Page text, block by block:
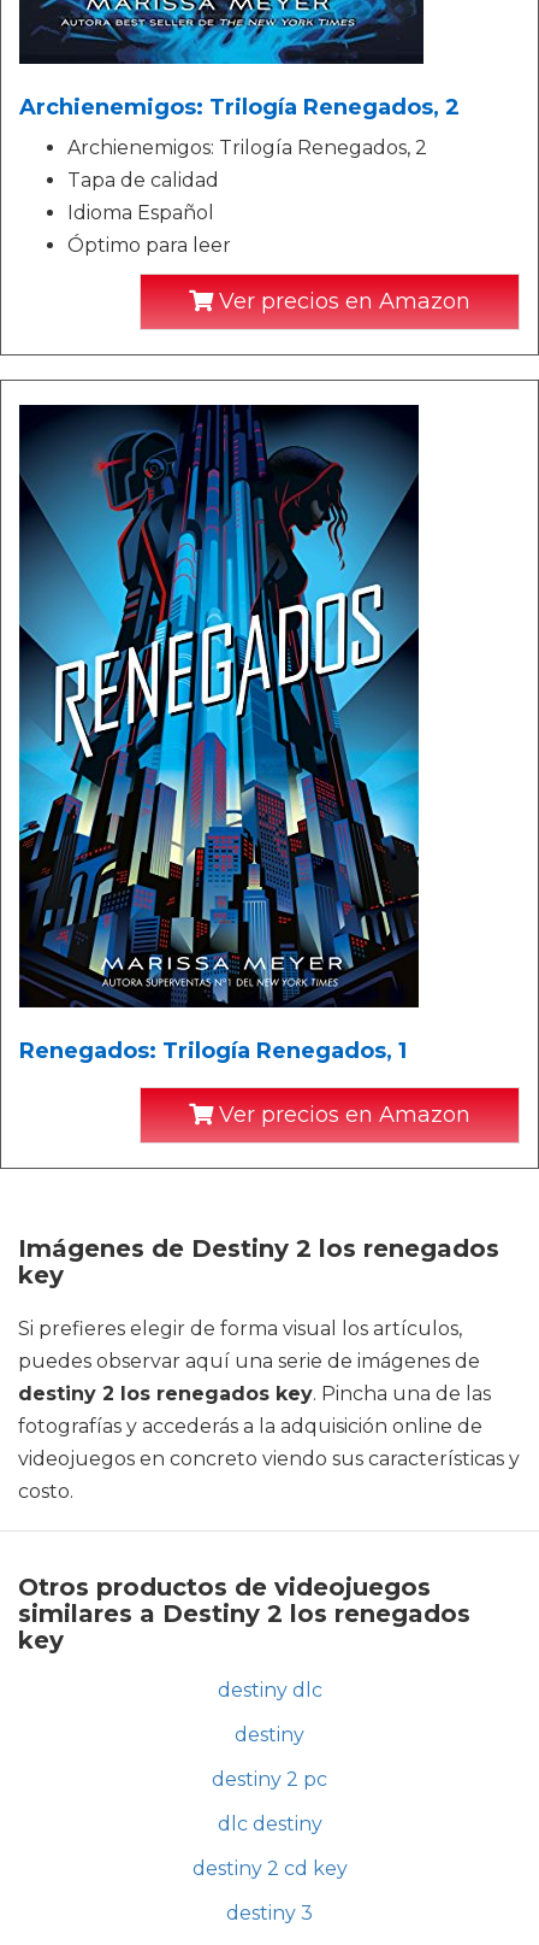
Archienemigos: Trilogía Renegados, 2
Archienemigos: Trilogía Renegados, 2
Tapa de calidad
Idioma Español
Óptimo para leer
Ver precios en Amazon
Renegados: Trilogía Renegados, 1
Ver precios en Amazon
Imágenes de Destiny 2 los renegados
key
Si prefieres elegir de forma visual los artículos,
puedes observar aquí una serie de imágenes de
destiny 2 los renegados key. Pincha una de las
fotografías y accederás a la adquisición online de
videojuegos en concreto viendo sus características y
costo.
Otros productos de videojuegos
similares a Destiny 2 los renegados
key
destiny dlc
destiny
destiny 2 pc
dlc destiny
destiny 2 cd key
destiny 3